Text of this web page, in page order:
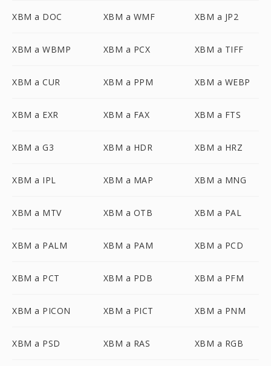
XBM a DOC XBM a WMF XBM a JP2
XBM a WBMP XBM a PCX XBM a TIFF
XBM a CUR XBM a PPM XBM a WEBP
XBM a EXR XBM a FAX XBM a FTS
XBM a G3 XBM a HDR XBM a HRZ
XBM a IPL XBM a MAP XBM a MNG
XBM a MTV XBM a OTB XBM a PAL
XBM a PALM XBM a PAM XBM a PCD
XBM a PCT XBM a PDB XBM a PFM
XBM a PICON XBM a PICT XBM a PNM
XBM a PSD XBM a RAS XBM a RGB